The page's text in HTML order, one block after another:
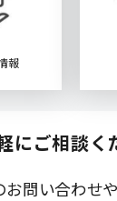
報
にご相談く
お問い合わせ